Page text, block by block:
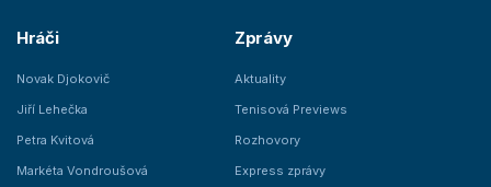
Hráči
Novak Djokovič
Jiří Lehečka
Petra Kvitová
Markéta Vondroušová
Zprávy
Aktuality
Tenisová Previews
Rozhovory
Express zprávy